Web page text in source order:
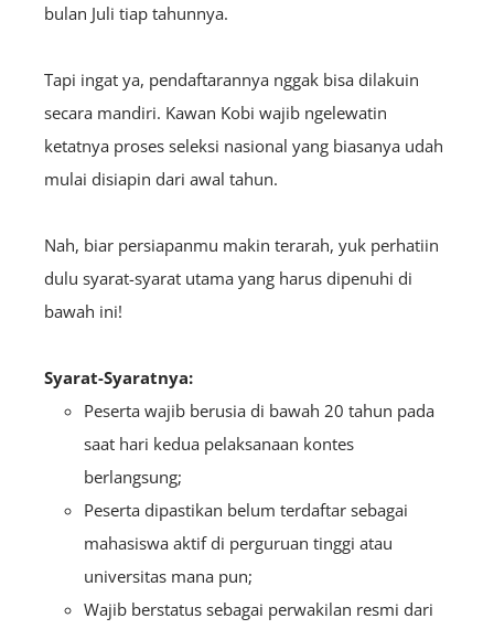
bulan Juli tiap tahunnya.
Tapi ingat ya, pendaftarannya nggak bisa dilakuin
secara mandiri. Kawan Kobi wajib ngelewatin
ketatnya proses seleksi nasional yang biasanya udah
mulai disiapin dari awal tahun.
Nah, biar persiapanmu makin terarah, yuk perhatiin
dulu syarat-syarat utama yang harus dipenuhi di
bawah ini!
Syarat-Syaratnya:
Peserta wajib berusia di bawah 20 tahun pada
saat hari kedua pelaksanaan kontes
berlangsung;
Peserta dipastikan belum terdaftar sebagai
mahasiswa aktif di perguruan tinggi atau
universitas mana pun;
Wajib berstatus sebagai perwakilan resmi dari